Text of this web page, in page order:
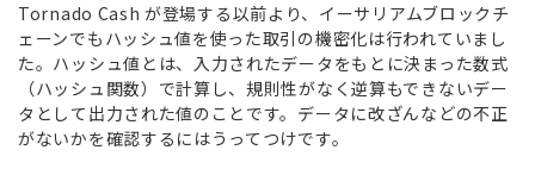
Tornado Cash が登場する以前より、イーサリアムブロックチ
ェーンでもハッシュ値を使った取引の機密化は行われていまし
た。ハッシュ値とは、入力されたデータをもとに決まった数式
（ハッシュ関数）で計算し、規則性がなく逆算もできないデー
タとして出力された値のことです。データに改ざんなどの不正
がないかを確認するにはうってつけです。